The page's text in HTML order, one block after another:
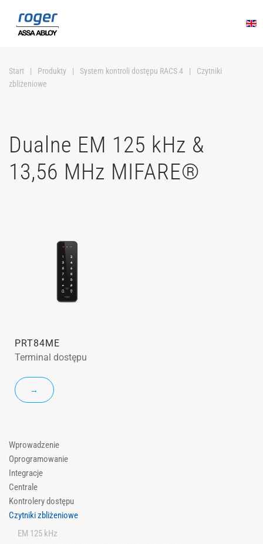
Przejdź do głównej treści
Start Produkty System kontroli dostępu RACS 4
Czytniki
zbliżeniowe
Dualne EM 125 kHz &
13,56 MHz MIFARE®
Wprowadzenie
Oprogramowanie
Integracje
Centrale
Kontrolery dostępu
Czytniki zbliżeniowe
EM 125 kHz
PRT84ME
Terminal dostępu
→